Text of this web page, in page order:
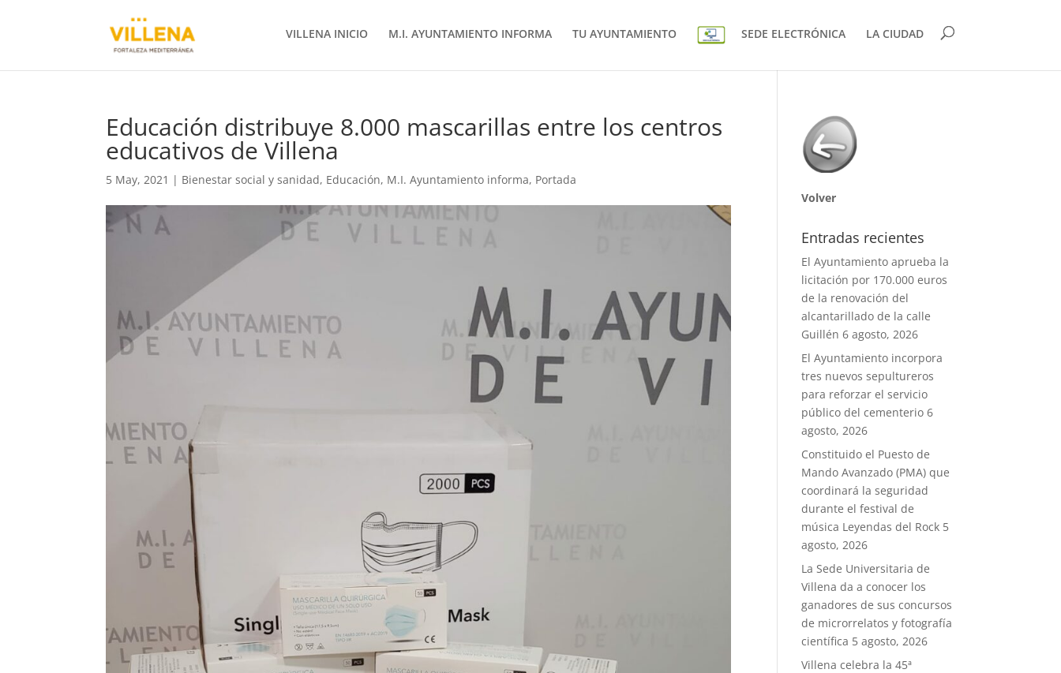
VILLENA INICIO M.I. AYUNTAMIENTO INFORMA TU AYUNTAMIENTO SEDE ELECTRÓNICA LA CIUDAD
Educación distribuye 8.000 mascarillas entre los centros
educativos de Villena
5 May, 2021 | Bienestar social y sanidad, Educación, M.I. Ayuntamiento informa, Portada
Volver
Entradas recientes
El Ayuntamiento aprueba la
licitación por 170.000 euros
de la renovación del
alcantarillado de la calle
Guillén 6 agosto, 2026
El Ayuntamiento incorpora
tres nuevos sepultureros
para reforzar el servicio
público del cementerio 6
agosto, 2026
Constituido el Puesto de
Mando Avanzado (PMA) que
coordinará la seguridad
durante el festival de
música Leyendas del Rock 5
agosto, 2026
La Sede Universitaria de
Villena da a conocer los
ganadores de sus concursos
de microrrelatos y fotografía
científica 5 agosto, 2026
Villena celebra la 45ª